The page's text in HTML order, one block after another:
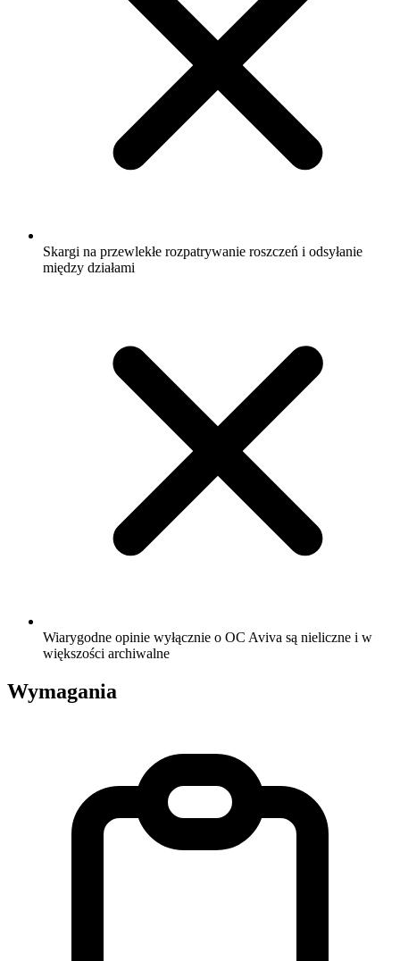
Skargi na przewlekłe rozpatrywanie roszczeń i odsyłanie
między działami
Wiarygodne opinie wyłącznie o OC Aviva są nieliczne i w
większości archiwalne
Wymagania